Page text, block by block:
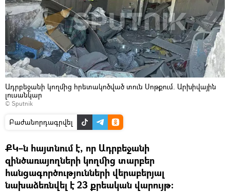
Ադրբեջանի կողմից հրետակոծված տուն Սոթքում. Արխիվային
լուսանկար
© Sputnik
Բաժանորդագրվել
ՔԿ–ն հայտնում է, որ Ադրբեջանի
զինծառայողների կողմից տարբեր
հանցագործությունների վերաբերյալ
նախաձեռնվել է 23 քրեական վարույթ: